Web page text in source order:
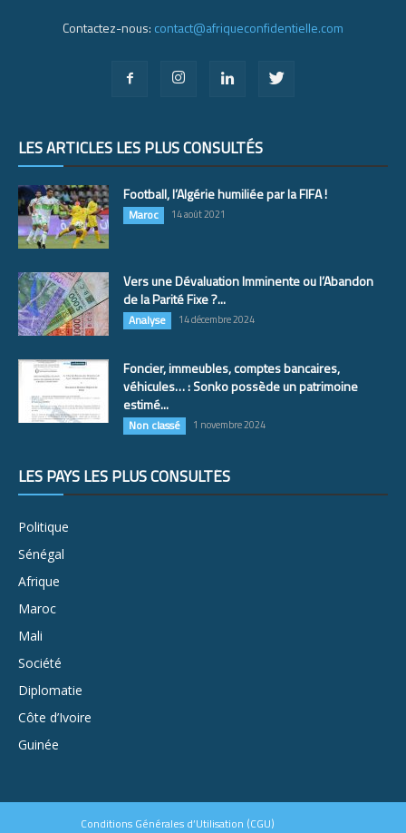
Contactez-nous: contact@afriqueconfidentielle.com
LES ARTICLES LES PLUS CONSULTÉS
Football, l’Algérie humiliée par la FIFA !
Maroc 14 août 2021
Vers une Dévaluation Imminente ou l’Abandon
de la Parité Fixe ?...
Analyse 14 décembre 2024
Foncier, immeubles, comptes bancaires,
véhicules… : Sonko possède un patrimoine
estimé...
Non classé 1 novembre 2024
LES PAYS LES PLUS CONSULTÉS
Politique
Sénégal
Afrique
Maroc
Mali
Société
Diplomatie
Côte d’Ivoire
Guinée
Conditions Générales d’Utilisation (CGU)